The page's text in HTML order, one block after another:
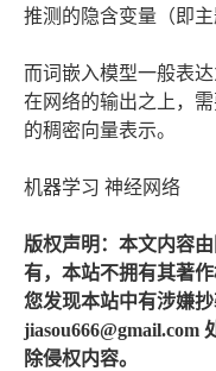
推测的隐含变量（即主
而词嵌入模型一般表
在网络的输出之上，
的稠密向量表示。
机器学习 神经网络
版权声明：本文内容
有，本站不拥有其著
您发现本站中有涉嫌
jiasou666@gmail.com
除侵权内容。